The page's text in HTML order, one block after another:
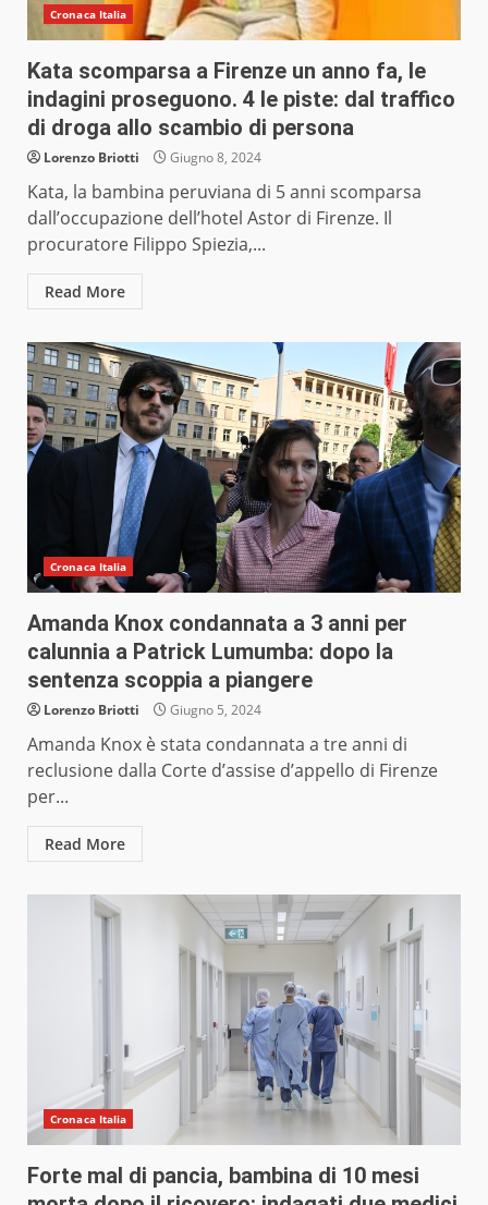
Cronaca Italia
Kata scomparsa a Firenze un anno fa, le
indagini proseguono. 4 le piste: dal traffico
di droga allo scambio di persona
Lorenzo Briotti Giugno 8, 2024
Kata, la bambina peruviana di 5 anni scomparsa
dall’occupazione dell’hotel Astor di Firenze. Il
procuratore Filippo Spiezia,...
Read More
Cronaca Italia
Amanda Knox condannata a 3 anni per
calunnia a Patrick Lumumba: dopo la
sentenza scoppia a piangere
Lorenzo Briotti Giugno 5, 2024
Amanda Knox è stata condannata a tre anni di
reclusione dalla Corte d’assise d’appello di Firenze
per...
Read More
Cronaca Italia
Forte mal di pancia, bambina di 10 mesi